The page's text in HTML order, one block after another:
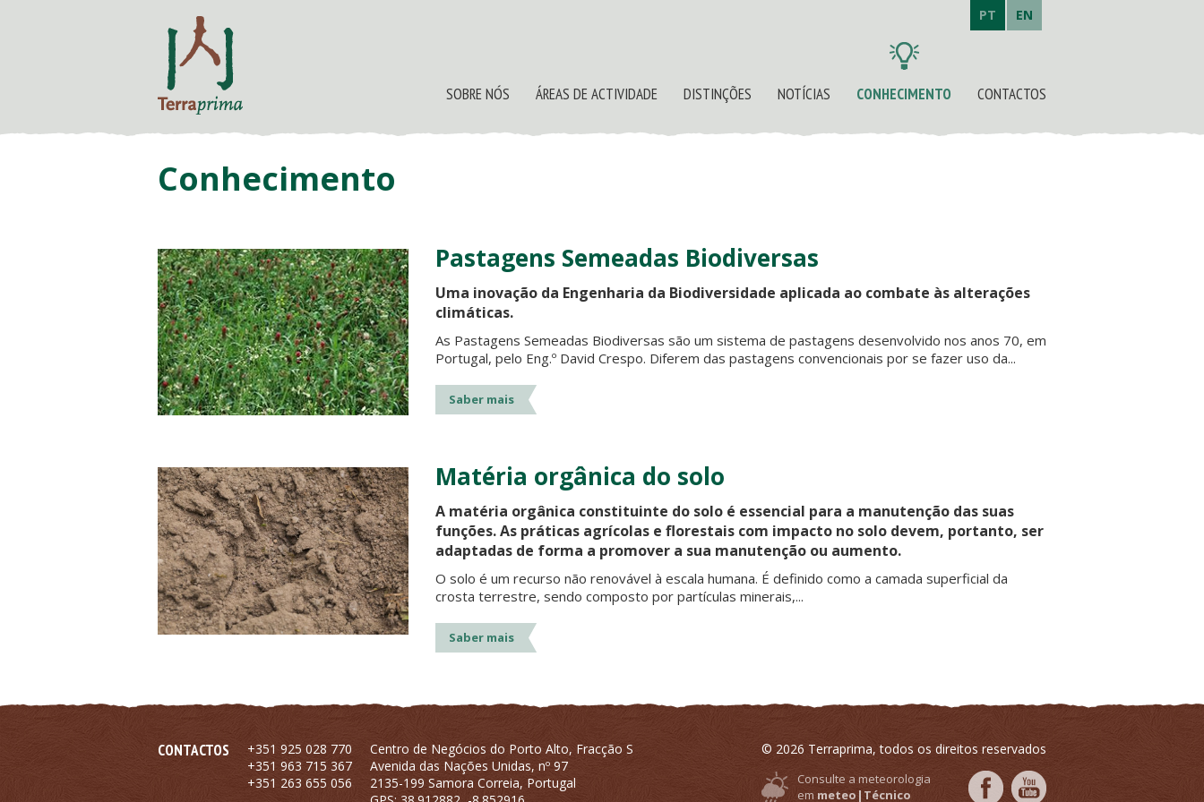
PT EN
SOBRE NÓS ÁREAS DE ACTIVIDADE DISTINÇÕES NOTÍCIAS CONHECIMENTO CONTACTOS
Conhecimento
Pastagens Semeadas Biodiversas
Uma inovação da Engenharia da Biodiversidade aplicada ao combate às alterações
climáticas.
As Pastagens Semeadas Biodiversas são um sistema de pastagens desenvolvido nos anos 70, em
Portugal, pelo Eng.º David Crespo. Diferem das pastagens convencionais por se fazer uso da...
Saber mais
Matéria orgânica do solo
A matéria orgânica constituinte do solo é essencial para a manutenção das suas
funções. As práticas agrícolas e florestais com impacto no solo devem, portanto, ser
adaptadas de forma a promover a sua manutenção ou aumento.
O solo é um recurso não renovável à escala humana. É definido como a camada superficial da
crosta terrestre, sendo composto por partículas minerais,...
Saber mais
CONTACTOS
+351 925 028 770
+351 963 715 367
+351 263 655 056
Centro de Negócios do Porto Alto, Fracção S
Avenida das Nações Unidas, nº 97
2135-199 Samora Correia, Portugal
© 2026 Terraprima, todos os direitos reservados
Consulte a meteorologia
em meteo|Técnico